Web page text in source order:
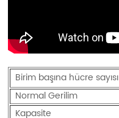
Birim başına hücre sayısı
Normal Gerilim
Kapasite